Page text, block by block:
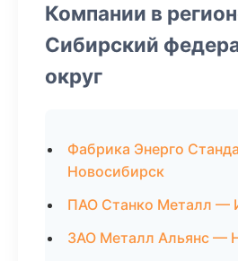
Компании в
Сибирский
округ
Фабрика Энерго
Новосибирск
ПАО Станко Металл —
ЗАО Металл Альянс —